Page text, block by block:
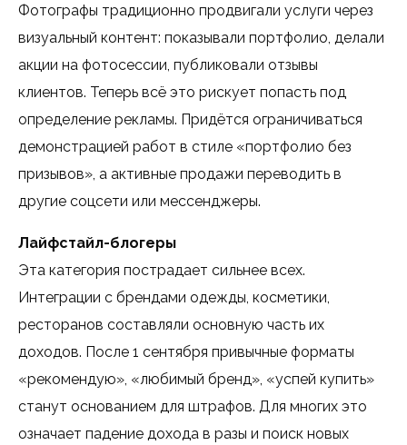
Фотографы традиционно продвигали услуги через
визуальный контент: показывали портфолио, делали
акции на фотосессии, публиковали отзывы
клиентов. Теперь всё это рискует попасть под
определение рекламы. Придётся ограничиваться
демонстрацией работ в стиле «портфолио без
призывов», а активные продажи переводить в
другие соцсети или мессенджеры.
Лайфстайл-блогеры
Эта категория пострадает сильнее всех.
Интеграции с брендами одежды, косметики,
ресторанов составляли основную часть их
доходов. После 1 сентября привычные форматы
«рекомендую», «любимый бренд», «успей купить»
станут основанием для штрафов. Для многих это
означает падение дохода в разы и поиск новых